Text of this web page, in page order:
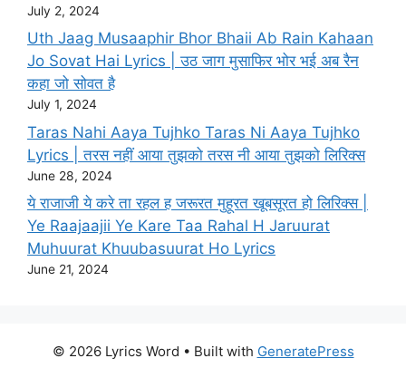
July 2, 2024
Uth Jaag Musaaphir Bhor Bhaii Ab Rain Kahaan
Jo Sovat Hai Lyrics | उठ जाग मुसाफिर भोर भई अब रैन
कहा जो सोवत है
July 1, 2024
Taras Nahi Aaya Tujhko Taras Ni Aaya Tujhko
Lyrics | तरस नहीं आया तुझको तरस नी आया तुझको लिरिक्स
June 28, 2024
ये राजाजी ये करे ता रहल ह जरूरत मुहूरत खूबसूरत हो लिरिक्स |
Ye Raajaajii Ye Kare Taa Rahal H Jaruurat
Muhuurat Khuubasuurat Ho Lyrics
June 21, 2024
© 2026 Lyrics Word • Built with GeneratePress